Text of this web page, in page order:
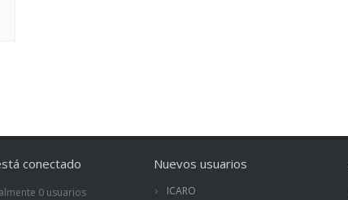
conectado
0 usuarios
Nuevos usuarios
ICARO